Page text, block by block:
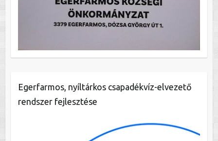
Egerfarmos, nyíltárkos csapadékvíz-elvezető
rendszer fejlesztése